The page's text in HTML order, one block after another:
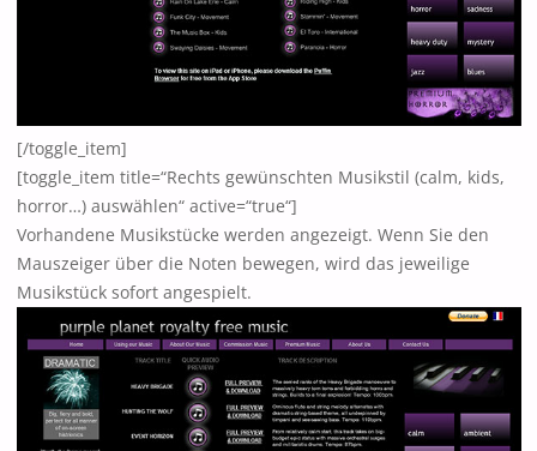
[/toggle_item]
[toggle_item title=“Rechts gewünschten Musikstil (calm, kids,
horror…) auswählen“ active=“true“]
Vorhandene Musikstücke werden angezeigt. Wenn Sie den
Mauszeiger über die Noten bewegen, wird das jeweilige
Musikstück sofort angespielt.